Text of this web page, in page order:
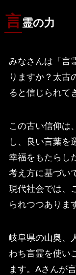
言霊の力
みなさんは「言
りますか？太古
ると信じられて
この古い信仰は
し、良い言葉を
幸福をもたらし
考え方に基づい
現代社会では、
られつつありま
岐阜県の山奥、
わち言霊を使い
ます。Aさんが